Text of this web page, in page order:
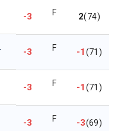
-3 F 2(74)
-3 F -1(71)
-3 F -1(71)
-3 F -3(69)